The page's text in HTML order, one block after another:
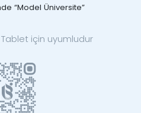
“Model Üniversite”
için uyumludur